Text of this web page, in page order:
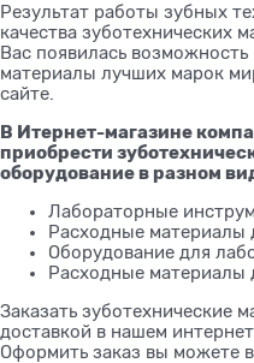
Результат работы зубных
качества зуботехнических
Вас появилась возможность
материалы лучших марок
сайте.
В Итернет-магазине
приобрести
оборудование в разном
Лабораторные
Расходные материалы
Оборудование для
Расходные материалы
Заказать зуботехнические
доставкой в нашем
Оформить заказ вы можете в